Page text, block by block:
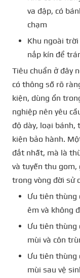
va đập, có
chạm
Khu ngoài
nắp kín để
Tiêu chuẩn ở đây
có thông số rõ
kiện, dùng ổn
nghiệp nên yêu
độ dày, loại bánh,
kiện bảo hành.
đắt nhất, mà là
và tuyến thu gom,
trong vòng đời sử
Ưu tiên thùng
êm và không
Ưu tiên thùng
mùi và côn
Ưu tiên thùng
mùi sau vệ